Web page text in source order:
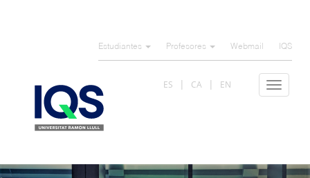
Estudiantes Profesores Webmail IQS
Toggle
ES CA EN